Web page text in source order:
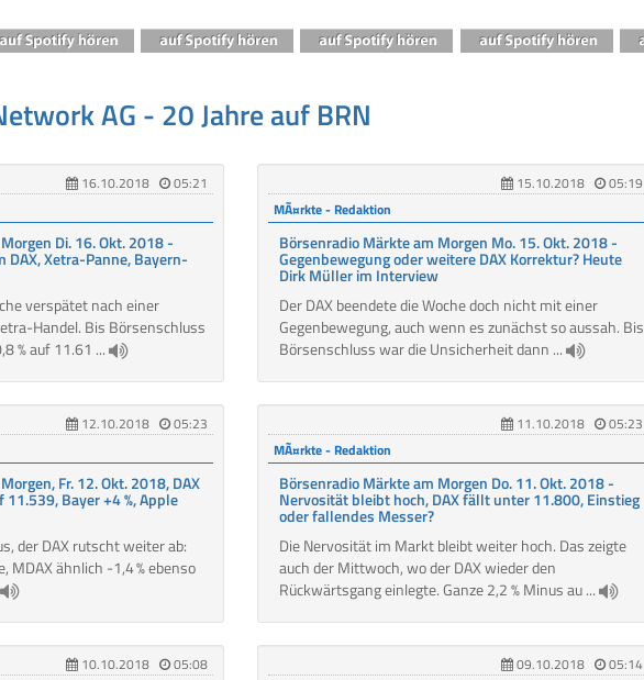
AG - 20 Jahre auf BRN
16.10.2018
05:21
Di. 16. Okt. 2018 -
Xetra-Panne, Bayern-
verspätet nach einer
Handel. Bis Börsenschluss
% auf 11.61 ...
15.10.2018
05:19
MÃ¤rkte - Redaktion
Börsenradio Märkte am Morgen Mo. 15. Okt. 2018 -
Gegenbewegung oder weitere DAX Korrektur? Heute
Dirk Müller im Interview
Der DAX beendete die Woche doch nicht mit einer
Gegenbewegung, auch wenn es zunächst so aussah. Bis
Börsenschluss war die Unsicherheit dann ...
12.10.2018
05:23
Fr. 12. Okt. 2018, DAX
Bayer +4 %, Apple
der DAX rutscht weiter ab:
MDAX ähnlich -1,4 % ebenso
11.10.2018
05:23
MÃ¤rkte - Redaktion
Börsenradio Märkte am Morgen Do. 11. Okt. 2018 -
Nervosität bleibt hoch, DAX fällt unter 11.800, Einstieg
oder fallendes Messer?
Die Nervosität im Markt bleibt weiter hoch. Das zeigte
auch der Mittwoch, wo der DAX wieder den
Rückwärtsgang einlegte. Ganze 2,2 % Minus au ...
10.10.2018
05:08
09.10.2018
05:14